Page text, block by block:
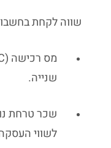
שווה לקחת
שנייה.
שכר טרחת
לשווי